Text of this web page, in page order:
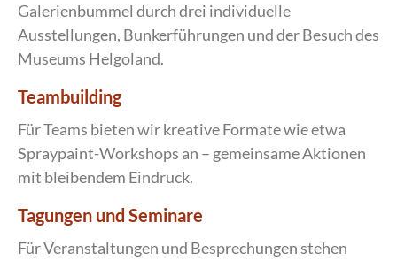
Galerienbummel durch drei individuelle
Ausstellungen, Bunkerführungen und der Besuch des
Museums Helgoland.
Teambuilding
Für Teams bieten wir kreative Formate wie etwa
Spraypaint-Workshops an – gemeinsame Aktionen
mit bleibendem Eindruck.
Tagungen und Seminare
Für Veranstaltungen und Besprechungen stehen